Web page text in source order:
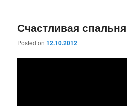
Счастливая спальня
Posted on12.10.2012